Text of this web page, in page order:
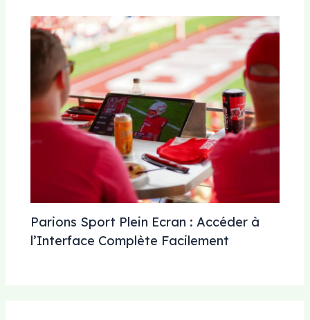
Parions Sport Plein Ecran : Accéder à
l’Interface Complète Facilement